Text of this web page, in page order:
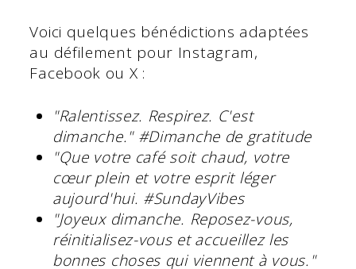
Voici quelques bénédictions adaptées
au défilement pour Instagram,
Facebook ou X :
"Ralentissez. Respirez. C'est
dimanche." #Dimanche de gratitude
"Que votre café soit chaud, votre
cœur plein et votre esprit léger
aujourd'hui. #SundayVibes
"Joyeux dimanche. Reposez-vous,
réinitialisez-vous et accueillez les
bonnes choses qui viennent à vous."